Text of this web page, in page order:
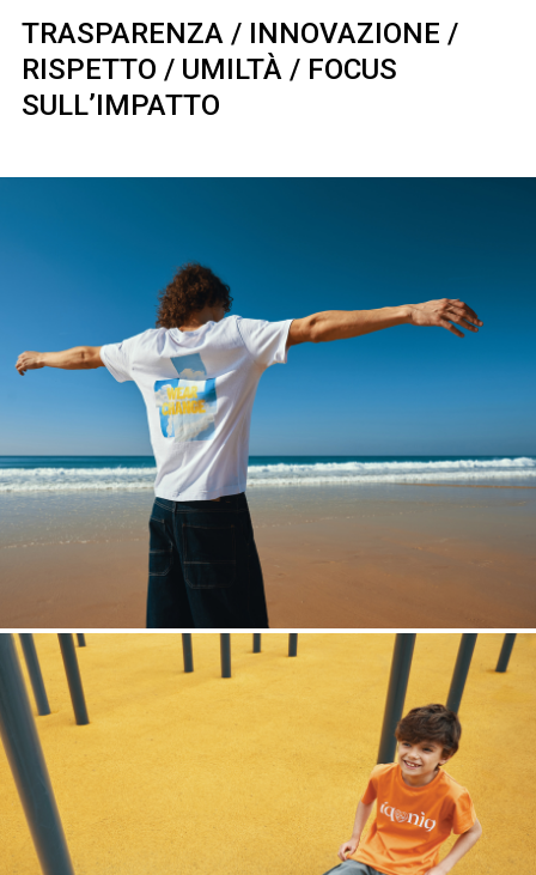
TRASPARENZA / INNOVAZIONE /
RISPETTO / UMILTÀ / FOCUS
SULL’IMPATTO